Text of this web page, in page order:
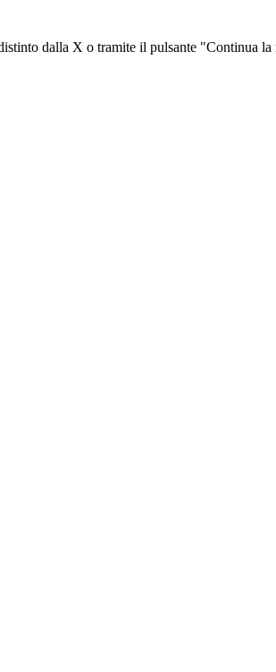
dalla X o tramite il pulsante "Continua